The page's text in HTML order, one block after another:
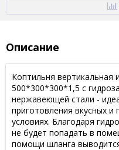
Описание
Коптильня
500*300*300*1,5 с
нержавеющей стали -
приготовления вкусных
условиях. Благодаря
не будет попадать в
помощи шланга